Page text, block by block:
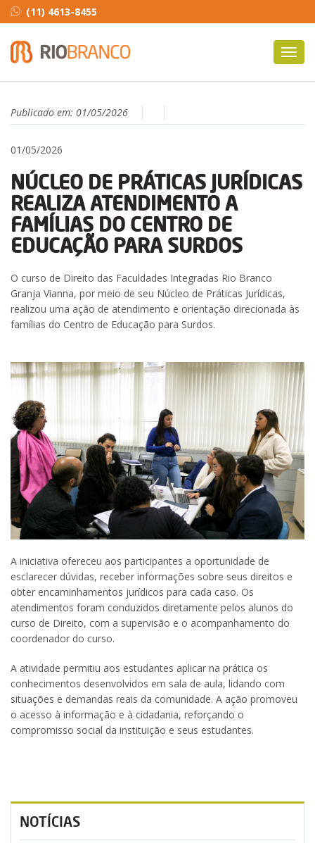
(11) 4613-8455
Publicado em: 01/05/2026
01/05/2026
NÚCLEO DE PRÁTICAS JURÍDICAS
REALIZA ATENDIMENTO A
FAMÍLIAS DO CENTRO DE
EDUCAÇÃO PARA SURDOS
O curso de Direito das Faculdades Integradas Rio Branco
Granja Vianna, por meio de seu Núcleo de Práticas Jurídicas,
realizou uma ação de atendimento e orientação direcionada às
famílias do Centro de Educação para Surdos.
A iniciativa ofereceu aos participantes a oportunidade de
esclarecer dúvidas, receber informações sobre seus direitos e
obter encaminhamentos jurídicos para cada caso. Os
atendimentos foram conduzidos diretamente pelos alunos do
curso de Direito, com a supervisão e o acompanhamento do
coordenador do curso.
A atividade permitiu aos estudantes aplicar na prática os
conhecimentos desenvolvidos em sala de aula, lidando com
situações e demandas reais da comunidade. A ação promoveu
o acesso à informação e à cidadania, reforçando o
compromisso social da instituição e seus estudantes.
NOTÍCIAS